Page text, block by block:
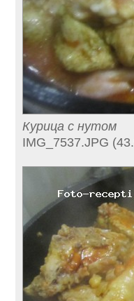
Курица с нутом
IMG_7537.JPG